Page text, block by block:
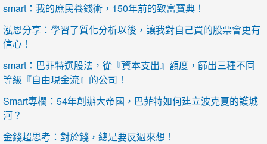
smart：我的庶民養錢術，150年前的致富寶典！
泓恩分享：學習了質化分析以後，讓我對自己買的股票會更有
信心！
smart：巴菲特選股法，從『資本支出』額度，篩出三種不同
等級『自由現金流』的公司！
Smart專欄：54年創辦大帝國，巴菲特如何建立波克夏的護城
河？
金錢超思考：對於錢，總是要反過來想！